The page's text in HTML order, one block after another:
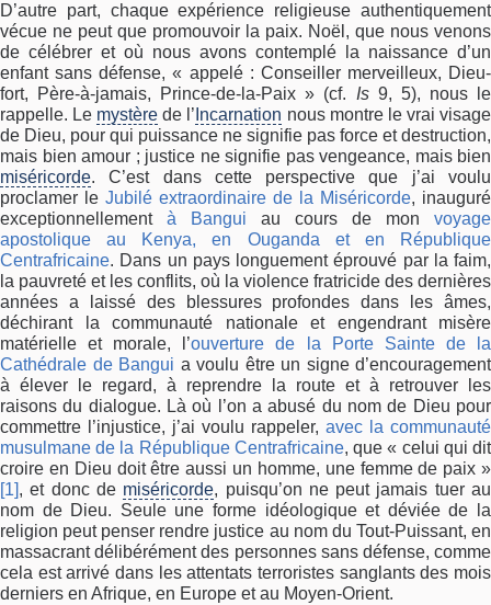
D’autre part, chaque expérience religieuse authentiquement
vécue ne peut que promouvoir la paix. Noël, que nous venons
de célébrer et où nous avons contemplé la naissance d’un
enfant sans défense, « appelé : Conseiller merveilleux, Dieu-
fort, Père-à-jamais, Prince-de-la-Paix » (cf. Is 9, 5), nous le
rappelle. Le mystère de l’ Incarnation nous montre le vrai visage
de Dieu, pour qui puissance ne signifie pas force et destruction,
mais bien amour ; justice ne signifie pas vengeance, mais bien
miséricorde. C’est dans cette perspective que j’ai voulu
proclamer le Jubilé extraordinaire de la Miséricorde, inauguré
exceptionnellement à Bangui au cours de mon voyage
apostolique au Kenya, en Ouganda et en République
Centrafricaine. Dans un pays longuement éprouvé par la faim,
la pauvreté et les conflits, où la violence fratricide des dernières
années a laissé des blessures profondes dans les âmes,
déchirant la communauté nationale et engendrant misère
matérielle et morale, l’ouverture de la Porte Sainte de la
Cathédrale de Bangui a voulu être un signe d’encouragement
à élever le regard, à reprendre la route et à retrouver les
raisons du dialogue. Là où l’on a abusé du nom de Dieu pour
commettre l’injustice, j’ai voulu rappeler, avec la communauté
musulmane de la République Centrafricaine, que « celui qui dit
croire en Dieu doit être aussi un homme, une femme de paix »
[1] , et donc de miséricorde, puisqu’on ne peut jamais tuer au
nom de Dieu. Seule une forme idéologique et déviée de la
religion peut penser rendre justice au nom du Tout-Puissant, en
massacrant délibérément des personnes sans défense, comme
cela est arrivé dans les attentats terroristes sanglants des mois
derniers en Afrique, en Europe et au Moyen-Orient.